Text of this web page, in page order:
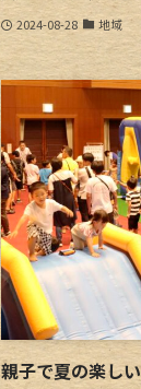
2024-08-28 地域
親子で夏の楽し